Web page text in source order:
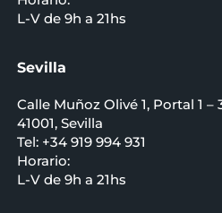
L-V de 9h a 21hs
Sevilla
Calle Muñoz Olivé 1, Portal 1 –
41001, Sevilla
Tel: +34 919 994 931
Horario:
L-V de 9h a 21hs